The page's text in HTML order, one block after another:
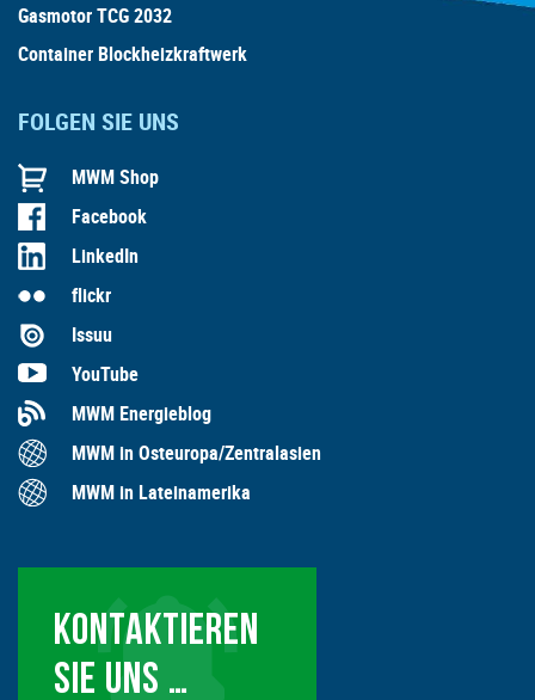
Gasmotor TCG 2032
Container Blockheizkraftwerk
FOLGEN SIE UNS
MWM Shop
Facebook
LinkedIn
flickr
Issuu
YouTube
MWM Energieblog
MWM in Osteuropa/Zentralasien
MWM in Lateinamerika
KONTAKTIEREN
SIE UNS …